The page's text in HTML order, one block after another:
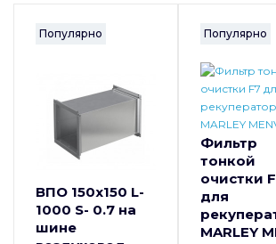
Популярно
ВПО 150x150 L-
1000 S- 0.7 на
шине
Популярно
Фильтр
тонкой
очистки
для
MARLEY